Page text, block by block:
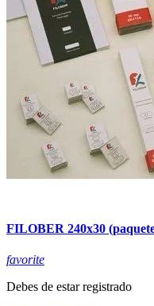
FILOBER 240x30
favorite
Debes de estar registrado